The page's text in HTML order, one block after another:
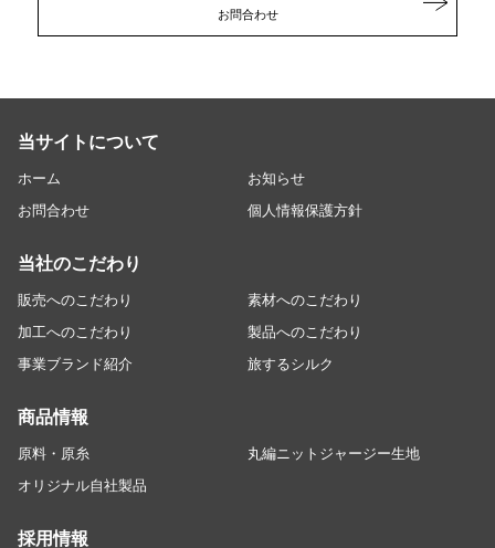
お問合わせ
当サイトについて
ホーム
お知らせ
お問合わせ
個人情報保護方針
当社のこだわり
販売へのこだわり
素材へのこだわり
加工へのこだわり
製品へのこだわり
事業ブランド紹介
旅するシルク
商品情報
原料・原糸
丸編ニットジャージー生地
オリジナル自社製品
採用情報